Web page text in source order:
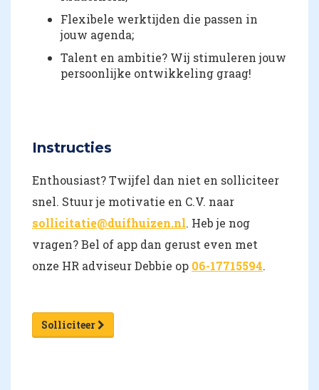
Flexibele werktijden die passen in
jouw agenda;
Talent en ambitie? Wij stimuleren jouw
persoonlijke ontwikkeling graag!
Instructies
Enthousiast? Twijfel dan niet en solliciteer
snel. Stuur je motivatie en C.V. naar
sollicitatie@duifhuizen.nl. Heb je nog
vragen? Bel of app dan gerust even met
onze HR adviseur Debbie op 06-17715594.
Solliciteer